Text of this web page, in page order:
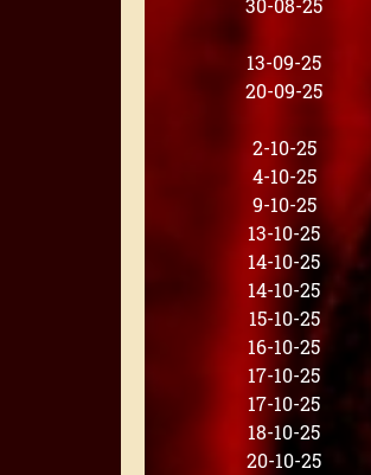
30-08-25
13-09-25
20-09-25
2-10-25
4-10-25
9-10-25
13-10-25
14-10-25
14-10-25
15-10-25
16-10-25
17-10-25
17-10-25
18-10-25
20-10-25